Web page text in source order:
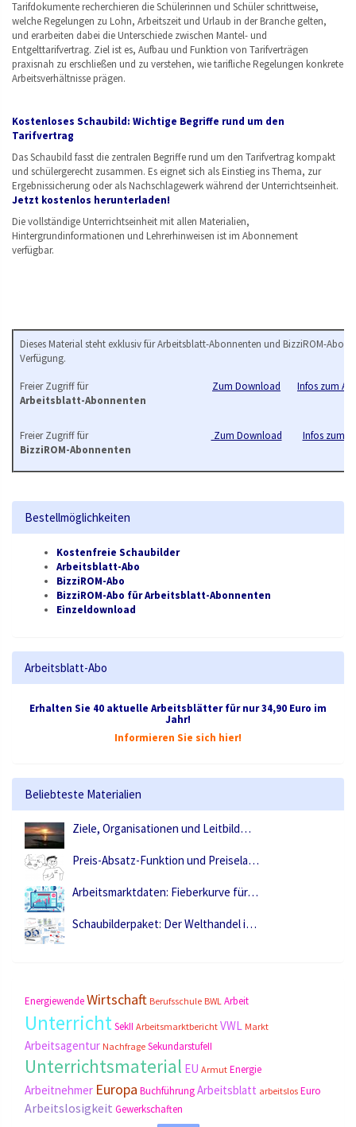
Tarifdokumente recherchieren die Schülerinnen und Schüler schrittweise,
welche Regelungen zu Lohn, Arbeitszeit und Urlaub in der Branche gelten,
und erarbeiten dabei die Unterschiede zwischen Mantel- und
Entgelttarifvertrag. Ziel ist es, Aufbau und Funktion von Tarifverträgen
praxisnah zu erschließen und zu verstehen, wie tarifliche Regelungen konkrete
Arbeitsverhältnisse prägen.
Kostenloses Schaubild: Wichtige Begriffe rund um den
Tarifvertrag
Das Schaubild fasst die zentralen Begriffe rund um den Tarifvertrag kompakt
und schülergerecht zusammen. Es eignet sich als Einstieg ins Thema, zur
Ergebnissicherung oder als Nachschlagewerk während der Unterrichtseinheit.
Jetzt kostenlos herunterladen!
Die vollständige Unterrichtseinheit mit allen Materialien,
Hintergrundinformationen und Lehrerhinweisen ist im Abonnement
verfügbar.
Dieses Material steht exklusiv für Arbeitsblatt-Abonnenten und BizziROM-
Verfügung.
Freier Zugriff für
Arbeitsblatt-Abonnenten
Zum Download Infos zum
Freier Zugriff für
BizziROM-Abonnenten
Zum Download Infos zum
Bestellmöglichkeiten
Kostenfreie Schaubilder
Arbeitsblatt-Abo
BizziROM-Abo
BizziROM-Abo für Arbeitsblatt-Abonnenten
Einzeldownload
Arbeitsblatt-Abo
Erhalten Sie 40 aktuelle Arbeitsblätter für nur 34,90 Euro im
Jahr!
Informieren Sie sich hier!
Beliebteste Materialien
Ziele, Organisationen und Leitbild…
Preis-Absatz-Funktion und Preisela…
Arbeitsmarktdaten: Fieberkurve für…
Schaubilderpaket: Der Welthandel i…
EnergiewendeWirtschaft Berufsschule BWL Arbeit
UnterrichtSekII Arbeitsmarktbericht VWL Markt
Arbeitsagentur Nachfrage SekundarstufeII
Unterrichtsmaterial EU Armut Energie
Arbeitnehmer Europa BuchführungArbeitsblatt arbeitslos Euro
Arbeitslosigkeit Gewerkschaften